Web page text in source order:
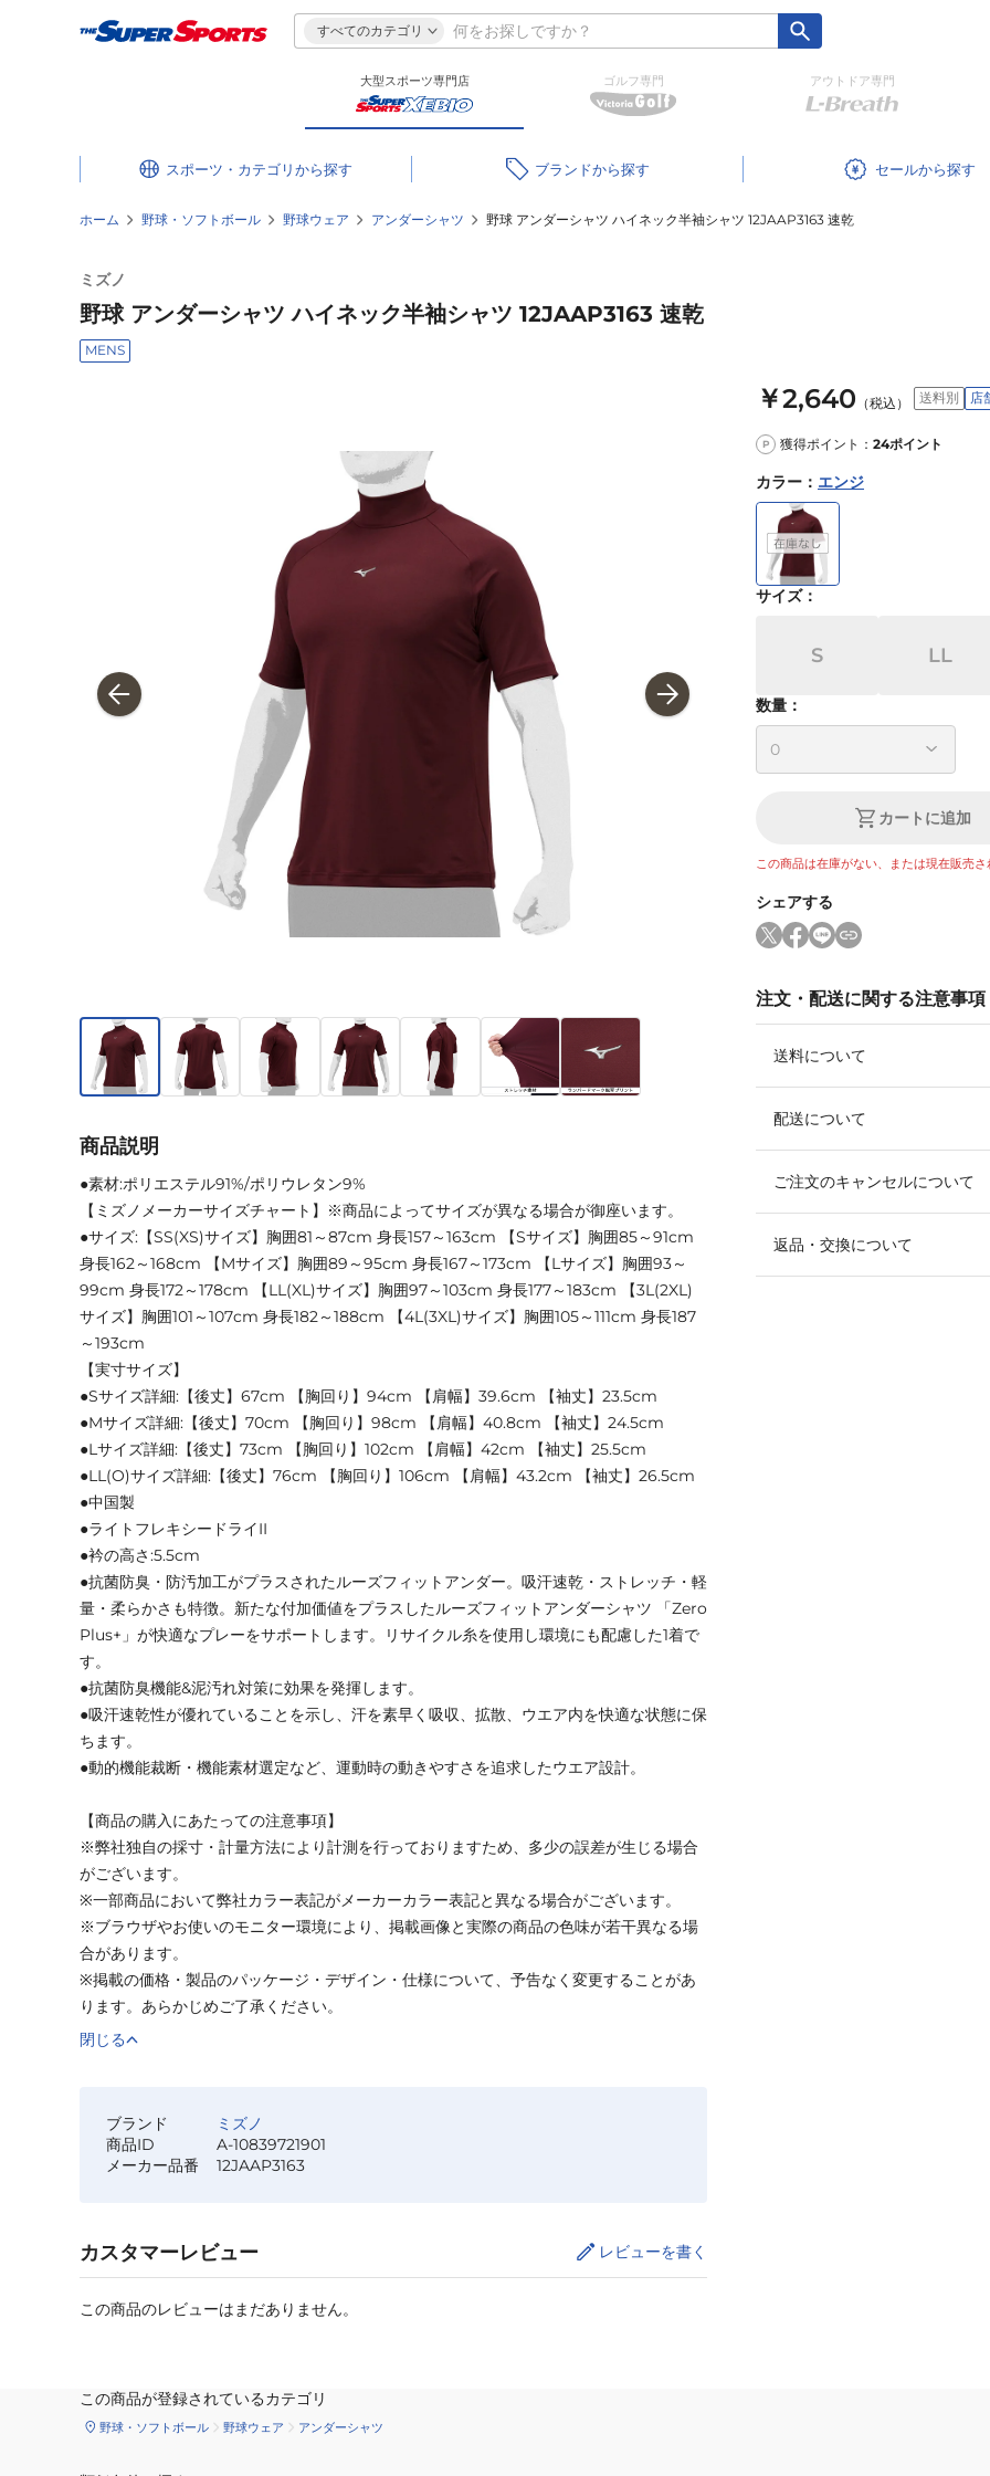
すべてのカテゴリ
大型スポーツ専門店 ゴルフ専門 アウトドア専門
スポーツ・カテゴリ ブランド セール
ホーム 野球・ソフトボール 野球ウェア アンダーシャツ 野球 アンダーシャツ ハイネック半袖シャツ 12JAAP3163 速乾
ミズノ
野球 アンダーシャツ ハイネック半袖シャツ 12JAAP3163 速乾
MENS
￥2,640 （税込） 送料別 店
P 獲得ポイント： 24ポイント
カラー ： エンジ
サイズ：
S LL
数量：
カートに追加
この商品は在庫がない、または現在販売さ
シェアする
注文・配送に関する注意事項
送料について
配送について
ご注文のキャンセルについて
返品・交換について
商品説明
●素材:ポリエステル91%/ポリウレタン9%
【ミズノメーカーサイズチャート】※商品によってサイズが異なる場合が御座います。
●サイズ:【SS(XS)サイズ】胸囲81～87cm 身長157～163cm 【Sサイズ】胸囲85～91cm
身長162～168cm 【Mサイズ】胸囲89～95cm 身長167～173cm 【Lサイズ】胸囲93～
99cm 身長172～178cm 【LL(XL)サイズ】胸囲97～103cm 身長177～183cm 【3L(2XL)
サイズ】胸囲101～107cm 身長182～188cm 【4L(3XL)サイズ】胸囲105～111cm 身長187
～193cm
【実寸サイズ】
●Sサイズ詳細:【後丈】67cm 【胸回り】94cm 【肩幅】39.6cm 【袖丈】23.5cm
●Mサイズ詳細:【後丈】70cm 【胸回り】98cm 【肩幅】40.8cm 【袖丈】24.5cm
●Lサイズ詳細:【後丈】73cm 【胸回り】102cm 【肩幅】42cm 【袖丈】25.5cm
●LL(O)サイズ詳細:【後丈】76cm 【胸回り】106cm 【肩幅】43.2cm 【袖丈】26.5cm
●中国製
●ライトフレキシードライII
●衿の高さ:5.5cm
●抗菌防臭・防汚加工がプラスされたルーズフィットアンダー。吸汗速乾・ストレッチ・軽
量・柔らかさも特徴。新たな付加価値をプラスしたルーズフィットアンダーシャツ 「Zero
Plus+」が快適なプレーをサポートします。リサイクル糸を使用し環境にも配慮した1着で
す。
●抗菌防臭機能&泥汚れ対策に効果を発揮します。
●吸汗速乾性が優れていることを示し、汗を素早く吸収、拡散、ウエア内を快適な状態に保
ちます。
●動的機能裁断・機能素材選定など、運動時の動きやすさを追求したウエア設計。
【商品の購入にあたっての注意事項】
※弊社独自の採寸・計量方法により計測を行っておりますため、多少の誤差が生じる場合
がございます。
※一部商品において弊社カラー表記がメーカーカラー表記と異なる場合がございます。
※ブラウザやお使いのモニター環境により、掲載画像と実際の商品の色味が若干異なる場
合があります。
※掲載の価格・製品のパッケージ・デザイン・仕様について、予告なく変更することがあ
ります。あらかじめご了承ください。
閉じる
ブランド
ミズノ
商品ID
A-10839721901
メーカー品番
12JAAP3163
カスタマーレビュー レビューを書く
この商品のレビューはまだありません。
この商品が登録されているカテゴリ
野球・ソフトボール 野球ウェア アンダーシャツ